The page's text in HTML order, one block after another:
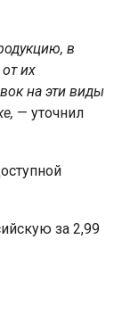
в
их
на эти виды
— уточнил
за 2,99